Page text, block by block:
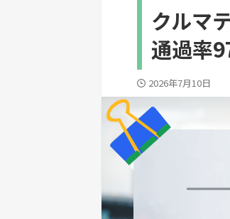
クルマ
通過率
2026年7月10日